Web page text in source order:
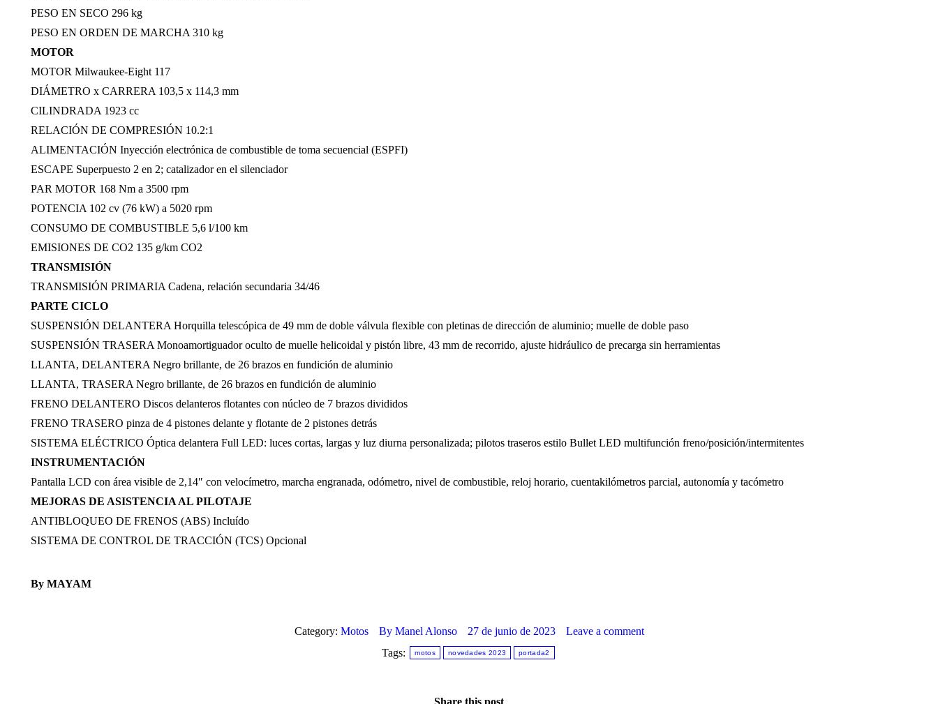
PESO EN SECO 296 kg
PESO EN ORDEN DE MARCHA 310 kg
MOTOR
MOTOR Milwaukee-Eight 117
DIÁMETRO x CARRERA 103,5 x 114,3 mm
CILINDRADA 1923 cc
RELACIÓN DE COMPRESIÓN 10.2:1
ALIMENTACIÓN Inyección electrónica de combustible de toma secuencial (ESPFI)
ESCAPE Superpuesto 2 en 2; catalizador en el silenciador
PAR MOTOR 168 Nm a 3500 rpm
POTENCIA 102 cv (76 kW) a 5020 rpm
CONSUMO DE COMBUSTIBLE 5,6 l/100 km
EMISIONES DE CO2 135 g/km CO2
TRANSMISIÓN
TRANSMISIÓN PRIMARIA Cadena, relación secundaria 34/46
PARTE CICLO
SUSPENSIÓN DELANTERA Horquilla telescópica de 49 mm de doble válvula flexible con pletinas de dirección de aluminio; muelle de doble paso
SUSPENSIÓN TRASERA Monoamortiguador oculto de muelle helicoidal y pistón libre, 43 mm de recorrido, ajuste hidráulico de precarga sin herramientas
LLANTA, DELANTERA Negro brillante, de 26 brazos en fundición de aluminio
LLANTA, TRASERA Negro brillante, de 26 brazos en fundición de aluminio
FRENO DELANTERO Discos delanteros flotantes con núcleo de 7 brazos divididos
FRENO TRASERO pinza de 4 pistones delante y flotante de 2 pistones detrás
SISTEMA ELÉCTRICO Óptica delantera Full LED: luces cortas, largas y luz diurna personalizada; pilotos traseros estilo Bullet LED multifunción freno/posición/intermitentes
INSTRUMENTACIÓN
Pantalla LCD con área visible de 2,14″ con velocímetro, marcha engranada, odómetro, nivel de combustible, reloj horario, cuentakilómetros parcial, autonomía y tacómetro
MEJORAS DE ASISTENCIA AL PILOTAJE
ANTIBLOQUEO DE FRENOS (ABS) Incluído
SISTEMA DE CONTROL DE TRACCIÓN (TCS) Opcional
By MAYAM
Category: Motos By Manel Alonso 27 de junio de 2023
Leave a comment
Tags:
motos novedades 2023 portada2
Share this post